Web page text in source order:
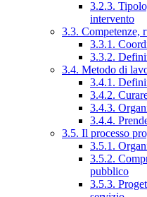
3.2.3.
intervento
3.3. Competenze,
3.3.1.
3.3.2.
3.4. Metodo di
3.4.1.
3.4.2.
3.4.3.
3.4.4.
3.5. Il processo
3.5.1.
3.5.2.
pubblico
3.5.3.